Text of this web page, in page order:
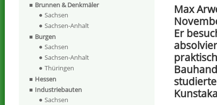
Max
Er
Brunnen & Denkmäler
Sachsen
Sachsen-Anhalt
Burgen
Sachsen
Sachsen-Anhalt
Thüringen
Hessen
Industriebauten
Sachsen